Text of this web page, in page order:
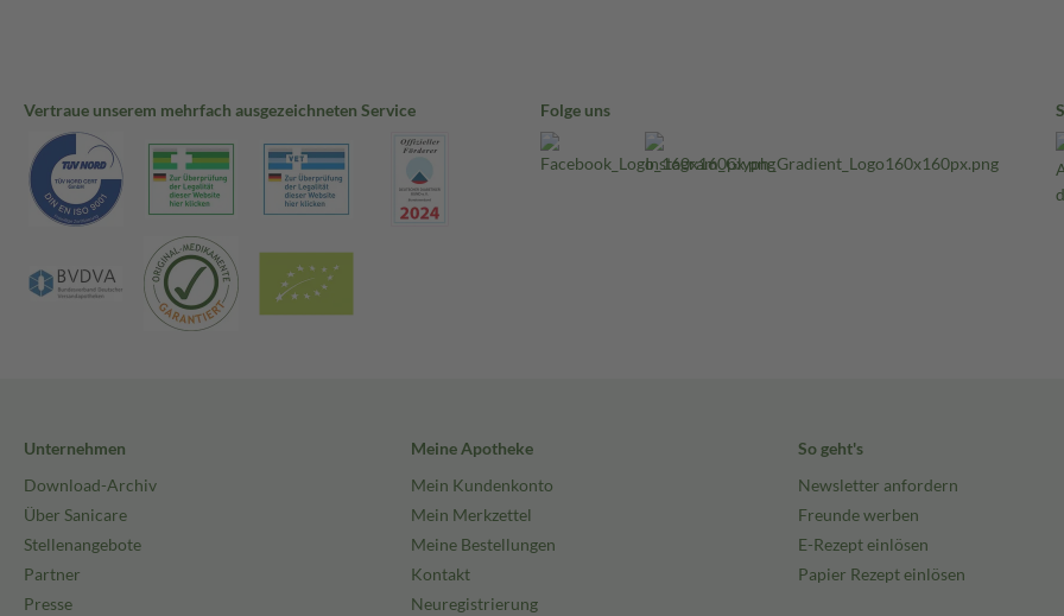
Vertraue unserem mehrfach ausgezeichneten Service Folge uns
Unternehmen
Download-Archiv
Über Sanicare
Stellenangebote
Partner
Presse
Meine Apotheke
Mein Kundenkonto
Mein Merkzettel
Meine Bestellungen
Kontakt
Neuregistrierung
So geht's
Newsletter anfordern
Freunde werben
E-Rezept einlösen
Papier Rezept einlösen